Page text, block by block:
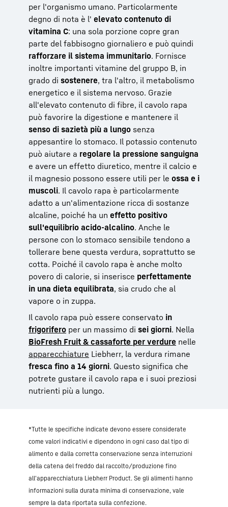
per l'organismo umano. Particolarmente
degno di nota è l' elevato contenuto di
vitamina C: una sola porzione copre gran
parte del fabbisogno giornaliero e può quindi
rafforzare il sistema immunitario. Fornisce
inoltre importanti vitamine del gruppo B, in
grado di sostenere, tra l'altro, il metabolismo
energetico e il sistema nervoso. Grazie
all'elevato contenuto di fibre, il cavolo rapa
può favorire la digestione e mantenere il
senso di sazietà più a lungo senza
appesantire lo stomaco. Il potassio contenuto
può aiutare a regolare la pressione sanguigna
e avere un effetto diuretico, mentre il calcio e
il magnesio possono essere utili per le ossa e i
muscoli. Il cavolo rapa è particolarmente
adatto a un'alimentazione ricca di sostanze
alcaline, poiché ha un effetto positivo
sull'equilibrio acido-alcalino. Anche le
persone con lo stomaco sensibile tendono a
tollerare bene questa verdura, soprattutto se
cotta. Poiché il cavolo rapa è anche molto
povero di calorie, si inserisce perfettamente
in una dieta equilibrata, sia crudo che al
vapore o in zuppa.
Il cavolo rapa può essere conservato in
frigorifero per un massimo di sei giorni. Nella
BioFresh Fruit & cassaforte per verdure nelle
apparecchiature Liebherr, la verdura rimane
fresca fino a 14 giorni. Questo significa che
potrete gustare il cavolo rapa e i suoi preziosi
nutrienti più a lungo.
*Tutte le specifiche indicate devono essere considerate
come valori indicativi e dipendono in ogni caso dal tipo di
alimento e dalla corretta conservazione senza interruzioni
della catena del freddo dal raccolto/produzione fino
all'apparecchiatura Liebherr Product. Se gli alimenti hanno
informazioni sulla durata minima di conservazione, vale
sempre la data riportata sulla confezione.